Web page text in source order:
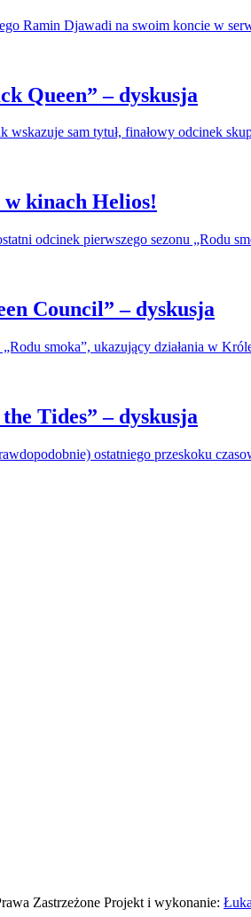
Ramin Djawadi na swoim koncie w
Queen” – dyskusja
wskazuje sam tytuł, finałowy odcinek
w kinach Helios!
odcinek pierwszego sezonu
Council” – dyskusja
smoka”, ukazujący działania w
Tides” – dyskusja
ostatniego przeskoku
Zastrzeżone Projekt i wykonanie: